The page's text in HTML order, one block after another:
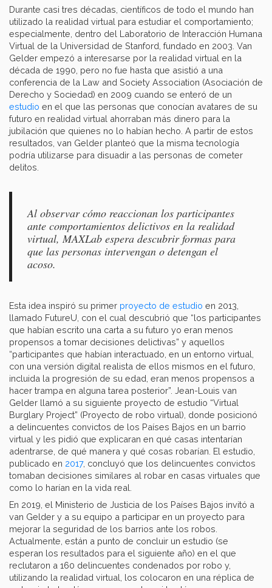
Durante casi tres décadas, científicos de todo el mundo han
utilizado la realidad virtual para estudiar el comportamiento;
especialmente, dentro del Laboratorio de Interacción Humana
Virtual de la Universidad de Stanford, fundado en 2003. Van
Gelder empezó a interesarse por la realidad virtual en la
década de 1990, pero no fue hasta que asistió a una
conferencia de la Law and Society Association (Asociación de
Derecho y Sociedad) en 2009 cuando se enteró de un
estudio en el que las personas que conocían avatares de su
futuro en realidad virtual ahorraban más dinero para la
jubilación que quienes no lo habían hecho. A partir de estos
resultados, van Gelder planteó que la misma tecnología
podría utilizarse para disuadir a las personas de cometer
delitos.
Al observar cómo reaccionan los participantes
ante comportamientos delictivos en la realidad
virtual, MAXLab espera descubrir formas para
que las personas intervengan o detengan el
acoso.
Esta idea inspiró su primer proyecto de estudio en 2013,
llamado FutureU, con el cual descubrió que “los participantes
que habían escrito una carta a su futuro yo eran menos
propensos a tomar decisiones delictivas” y aquellos
“participantes que habían interactuado, en un entorno virtual,
con una versión digital realista de ellos mismos en el futuro,
incluida la progresión de su edad, eran menos propensos a
hacer trampa en alguna tarea posterior”. Jean-Louis van
Gelder llamó a su siguiente proyecto de estudio “Virtual
Burglary Project” (Proyecto de robo virtual), donde posicionó
a delincuentes convictos de los Países Bajos en un barrio
virtual y les pidió que explicaran en qué casas intentarían
adentrarse, de qué manera y qué cosas robarían. El estudio,
publicado en 2017, concluyó que los delincuentes convictos
tomaban decisiones similares al robar en casas virtuales que
como lo harían en la vida real.
En 2019, el Ministerio de Justicia de los Países Bajos invitó a
van Gelder y a su equipo a participar en un proyecto para
mejorar la seguridad de los barrios ante los robos.
Actualmente, están a punto de concluir un estudio (se
esperan los resultados para el siguiente año) en el que
reclutaron a 160 delincuentes condenados por robo y,
utilizando la realidad virtual, los colocaron en una réplica de